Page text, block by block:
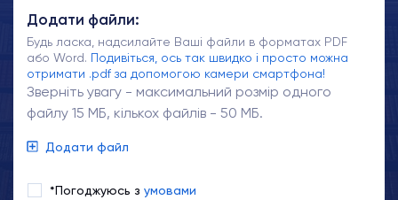
Додати файли:
Будь ласка, надсилайте Ваші файли в форматах PDF
або Word. Подивіться, ось так швидко і просто можна
отримати .pdf за допомогою камери смартфона!
Зверніть увагу - максимальний розмір одного
файлу 15 МБ, кількох файлів - 50 МБ.
Додати файл
*Погоджуюсь з умовами